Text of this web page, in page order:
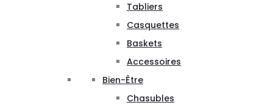
Tabliers
Casquettes
Baskets
Accessoires
Bien-Être
Chasubles